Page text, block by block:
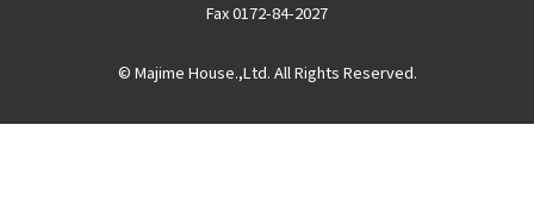
Fax 0172-84-2027
© Majime House.,Ltd. All Rights Reserved.